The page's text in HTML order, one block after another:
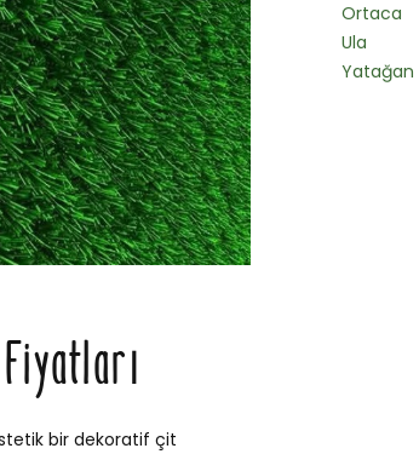
Ortaca
Ula
Yatağan
bir dekoratif çit